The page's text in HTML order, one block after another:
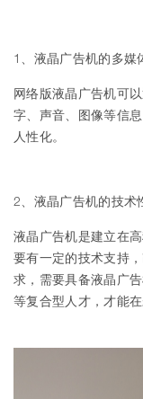
1、液晶广告机的多媒
网络版液晶广告机可
字、声音、图像等信
人性化。
2、液晶广告机的技术
液晶广告机是建立在
要有一定的技术支持
求，需要具备液晶广
等复合型人才，才能